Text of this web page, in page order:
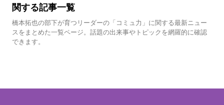
関する記事一覧
橋本拓也の部下が育つリーダーの「コミュ力」に関する最新ニュー
スをまとめた一覧ページ。話題の出来事やトピックを網羅的に確認
できます。